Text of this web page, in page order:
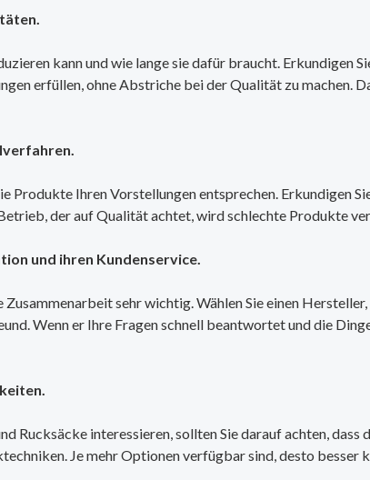
kann und wie lange sie dafür braucht. Erkundigen
erfüllen, ohne Abstriche bei der Qualität zu machen.
Produkte Ihren Vorstellungen entsprechen. Erkundigen
der auf Qualität achtet, wird schlechte Produkte
und ihren Kundenservice.
sehr wichtig. Wählen Sie einen
Wenn er Ihre Fragen schnell beantwortet und die
Rucksäcke interessieren, sollten Sie darauf achten,
Je mehr Optionen verfügbar sind, desto